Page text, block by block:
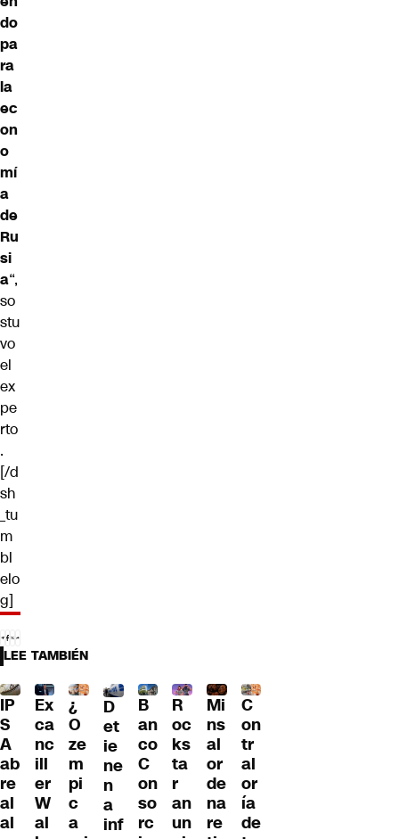
do
pa
ra
la
ec
on
o
mí
a
de
Ru
si
a“,
so
stu
vo
el
ex
pe
rto
.
[/d
sh
_tu
m
bl
elo
g]
LEE TAMBIÉN
IP
S
A
ab
re
al
al
Ex
ca
nc
ill
er
W
al
¿
O
ze
m
pi
c
a
D
et
ie
ne
n
a
inf
B
an
co
C
on
so
rc
R
oc
ks
ta
r
an
un
Mi
ns
al
or
de
na
re
C
on
tr
al
or
ía
de